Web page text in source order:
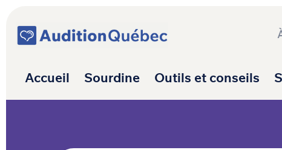
Navigation
Accueil Sourdine Outils et conseils